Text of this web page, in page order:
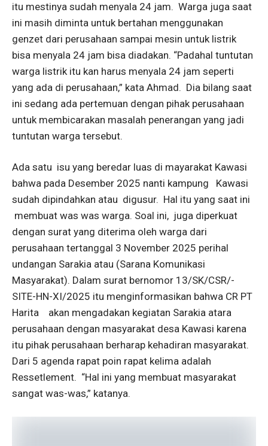
itu mestinya sudah menyala 24 jam. Warga juga saat
ini masih diminta untuk bertahan menggunakan
genzet dari perusahaan sampai mesin untuk listrik
bisa menyala 24 jam bisa diadakan. “Padahal tuntutan
warga listrik itu kan harus menyala 24 jam seperti
yang ada di perusahaan,” kata Ahmad. Dia bilang saat
ini sedang ada pertemuan dengan pihak perusahaan
untuk membicarakan masalah penerangan yang jadi
tuntutan warga tersebut.
Ada satu isu yang beredar luas di mayarakat Kawasi
bahwa pada Desember 2025 nanti kampung Kawasi
sudah dipindahkan atau digusur. Hal itu yang saat ini
membuat was was warga. Soal ini, juga diperkuat
dengan surat yang diterima oleh warga dari
perusahaan tertanggal 3 November 2025 perihal
undangan Sarakia atau (Sarana Komunikasi
Masyarakat). Dalam surat bernomor 13/SK/CSR/-
SITE-HN-XI/2025 itu menginformasikan bahwa CR PT
Harita akan mengadakan kegiatan Sarakia atara
perusahaan dengan masyarakat desa Kawasi karena
itu pihak perusahaan berharap kehadiran masyarakat.
Dari 5 agenda rapat poin rapat kelima adalah
Ressetlement. “Hal ini yang membuat masyarakat
sangat was-was,” katanya.